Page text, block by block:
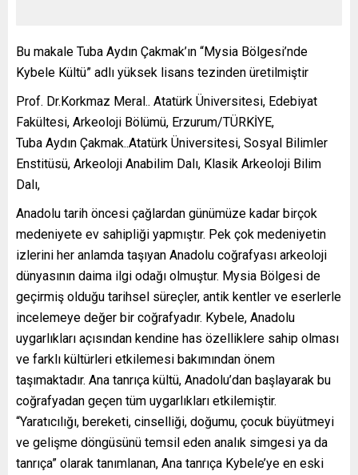
Bu makale Tuba Aydın Çakmak’ın “Mysia Bölgesi’nde
Kybele Kültü” adlı yüksek lisans tezinden üretilmiştir
Prof. Dr.Korkmaz Meral.. Atatürk Üniversitesi, Edebiyat
Fakültesi, Arkeoloji Bölümü, Erzurum/TÜRKİYE,
Tuba Aydın Çakmak..Atatürk Üniversitesi, Sosyal Bilimler
Enstitüsü, Arkeoloji Anabilim Dalı, Klasik Arkeoloji Bilim
Dalı,
Anadolu tarih öncesi çağlardan günümüze kadar birçok
medeniyete ev sahipliği yapmıştır. Pek çok medeniyetin
izlerini her anlamda taşıyan Anadolu coğrafyası arkeoloji
dünyasının daima ilgi odağı olmuştur. Mysia Bölgesi de
geçirmiş olduğu tarihsel süreçler, antik kentler ve eserlerle
incelemeye değer bir coğrafyadır. Kybele, Anadolu
uygarlıkları açısından kendine has özelliklere sahip olması
ve farklı kültürleri etkilemesi bakımından önem
taşımaktadır. Ana tanrıça kültü, Anadolu’dan başlayarak bu
coğrafyadan geçen tüm uygarlıkları etkilemiştir.
“Yaratıcılığı, bereketi, cinselliği, doğumu, çocuk büyütmeyi
ve gelişme döngüsünü temsil eden analık simgesi ya da
tanrıça” olarak tanımlanan, Ana tanrıça Kybele’ye en eski